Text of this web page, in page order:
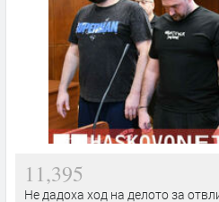
11,395
Не дадоха ход на делото за